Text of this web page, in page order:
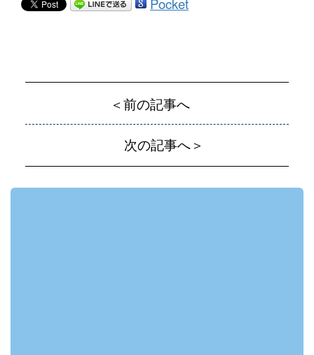
＜前の記事へ
次の記事へ＞